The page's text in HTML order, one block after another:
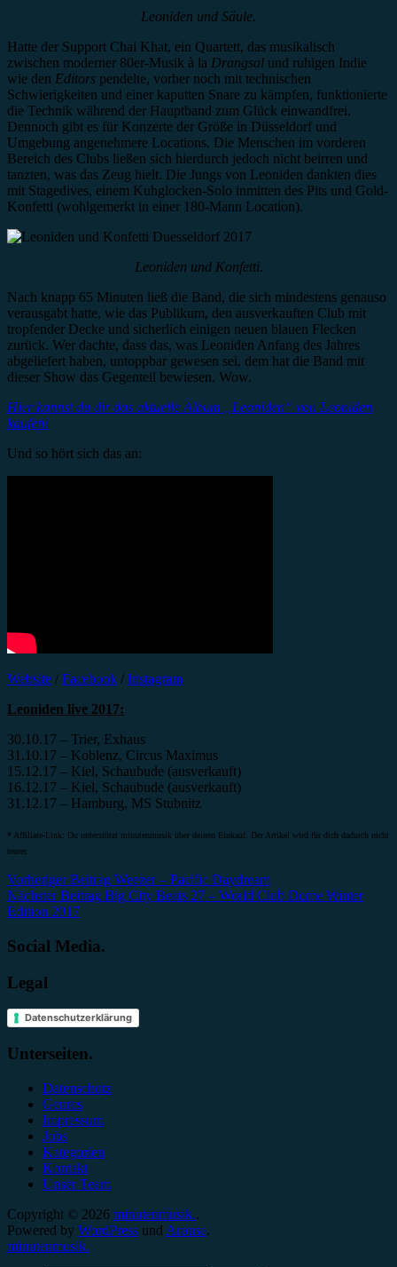
Leoniden und Säule.
Hatte der Support Chai Khat, ein Quartett, das musikalisch
zwischen moderner 80er-Musik à la Drangsal und ruhigen Indie
wie den Editors pendelte, vorher noch mit technischen
Schwierigkeiten und einer kaputten Snare zu kämpfen, funktionierte
die Technik während der Hauptband zum Glück einwandfrei.
Dennoch gibt es für Konzerte der Größe in Düsseldorf und
Umgebung angenehmere Locations. Die Menschen im vorderen
Bereich des Clubs ließen sich hierdurch jedoch nicht beirren und
tanzten, was das Zeug hielt. Die Jungs von Leoniden dankten dies
mit Stagedives, einem Kuhglocken-Solo inmitten des Pits und Gold-
Konfetti (wohlgemerkt in einer 180-Mann Location).
Leoniden und Konfetti.
Nach knapp 65 Minuten ließ die Band, die sich mindestens genauso
verausgabt hatte, wie das Publikum, den ausverkauften Club mit
tropfender Decke und sicherlich einigen neuen blauen Flecken
zurück. Wer dachte, dass das, was Leoniden Anfang des Jahres
abgeliefert haben, untoppbar gewesen sei, dem hat die Band mit
dieser Show das Gegenteil bewiesen. Wow.
Hier kannst du dir das aktuelle Album „Leoniden“ von Leoniden
kaufen!
Und so hört sich das an:
Website / Facebook / Instagram
Leoniden live 2017:
30.10.17 – Trier, Exhaus
31.10.17 – Koblenz, Circus Maximus
15.12.17 – Kiel, Schaubude (ausverkauft)
16.12.17 – Kiel, Schaubude (ausverkauft)
31.12.17 – Hamburg, MS Stubnitz
* Affiliate-Link: Du unterstützt minutenmusik über deinen Einkauf. Der Artikel wird für dich dadurch nicht
teurer.
Beitragsnavigation
Vorheriger Beitrag Weezer – Pacific Daydream
Nächster Beitrag Big City Beats 27 – World Club Dome Winter
Edition 2017
Social Media.
Legal
Datenschutzerklärung
Unterseiten.
Datenschutz
Genres
Impressum
Jobs
Kategorien
Kontakt
Unser Team
Copyright © 2026 minutenmusik..
Powered by WordPress und Arouse.
minutenmusik.